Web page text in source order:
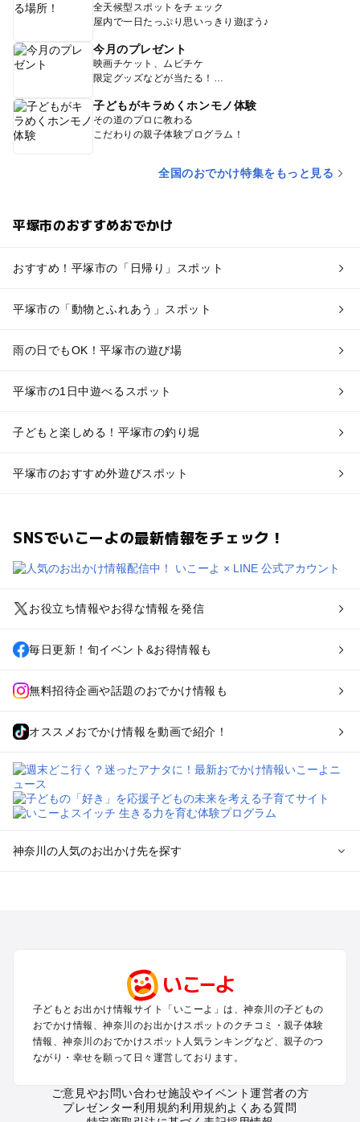
全天候型スポットをチェック
屋内で一日たっぷり思いっきり遊ぼう♪
今月のプレゼント
映画チケット、ムビチケ
限定グッズなどが当たる！
子どもがキラめくホンモノ体験
その道のプロに教わる
こだわりの親子体験プログラム！
全国のおでかけ特集をもっと見る
平塚市のおすすめおでかけ
おすすめ！平塚市の「日帰り」スポット
平塚市の「動物とふれあう」スポット
雨の日でもOK！平塚市の遊び場
平塚市の1日中遊べるスポット
子どもと楽しめる！平塚市の釣り堀
平塚市のおすすめ外遊びスポット
SNSでいこーよの最新情報をチェック！
お役立ち情報やお得な情報を発信
毎日更新！旬イベント&お得情報も
無料招待企画や話題のおでかけ情報も
オススメおでかけ情報を動画で紹介！
神奈川の人気のお出かけ先を探す
小田原・熱海・湯河原・真鶴のプールお出かけ
町田・相模原・愛川・上野原のプールお出かけ
新横浜・港北エリア・日吉・青葉台・鶴見のプールお出かけ
川崎のプールお出かけ
海老名・厚木のプールお出かけ
箱根（湯本・強羅・小涌谷・仙石原・芦ノ湖）のプールお出か
子どもとお出かけ情報サイト「いこーよ」は、神奈川の子どもの
おでかけ情報、神奈川のお出かけスポットのクチコミ・親子体験
情報、神奈川のおでかけスポット人気ランキングなど、親子のつ
ながり・幸せを願って日々運営しております。
ご意見やお問い合わせ施設やイベント運営者の方
プレゼンター利用規約利用規約よくある質問